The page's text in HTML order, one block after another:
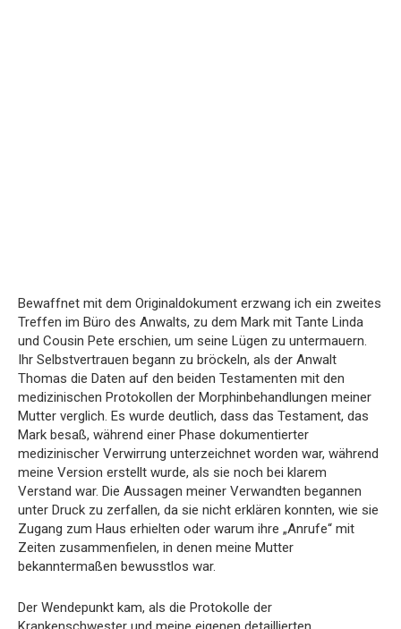
Bewaffnet mit dem Originaldokument erzwang ich ein zweites
Treffen im Büro des Anwalts, zu dem Mark mit Tante Linda
und Cousin Pete erschien, um seine Lügen zu untermauern.
Ihr Selbstvertrauen begann zu bröckeln, als der Anwalt
Thomas die Daten auf den beiden Testamenten mit den
medizinischen Protokollen der Morphinbehandlungen meiner
Mutter verglich. Es wurde deutlich, dass das Testament, das
Mark besaß, während einer Phase dokumentierter
medizinischer Verwirrung unterzeichnet worden war, während
meine Version erstellt wurde, als sie noch bei klarem
Verstand war. Die Aussagen meiner Verwandten begannen
unter Druck zu zerfallen, da sie nicht erklären konnten, wie sie
Zugang zum Haus erhielten oder warum ihre „Anrufe“ mit
Zeiten zusammenfielen, in denen meine Mutter
bekanntermaßen bewusstlos war.
Der Wendepunkt kam, als die Protokolle der